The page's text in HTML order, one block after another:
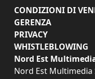
CONDIZIONI DI
GERENZA
PRIVACY
WHISTLEBLOWING
Nord Est
Nord Est Multimedia